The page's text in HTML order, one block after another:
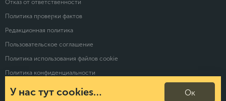
© 2026 Calltouch. Все права защищены
Отказ от ответственности
Политика проверки фактов
Редакционная политика
Пользовательское соглашение
Политика использования файлов cookie
Политика конфиденциальности
У нас тут cookies… Ок